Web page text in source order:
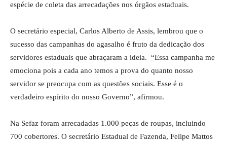
espécie de coleta das arrecadações nos órgãos estaduais.
O secretário especial, Carlos Alberto de Assis, lembrou que o
sucesso das campanhas do agasalho é fruto da dedicação dos
servidores estaduais que abraçaram a ideia. “Essa campanha me
emociona pois a cada ano temos a prova do quanto nosso
servidor se preocupa com as questões sociais. Esse é o
verdadeiro espírito do nosso Governo”, afirmou.
Na Sefaz foram arrecadadas 1.000 peças de roupas, incluindo
700 cobertores. O secretário Estadual de Fazenda, Felipe Mattos